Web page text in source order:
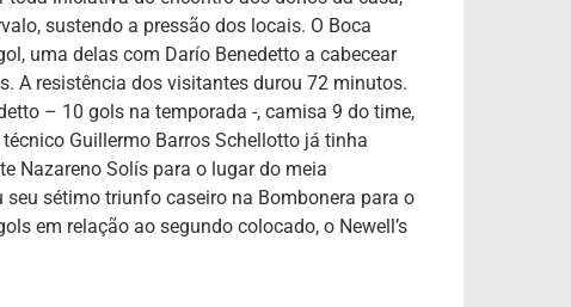
sustendo a pressão dos locais. O Boca
uma delas com Darío Benedetto a cabecear
A resistência dos visitantes durou 72 minutos.
– 10 gols na temporada -, camisa 9 do time,
Guillermo Barros Schellotto já tinha
Nazareno Solís para o lugar do meia
sétimo triunfo caseiro na Bombonera para o
em relação ao segundo colocado, o Newell’s